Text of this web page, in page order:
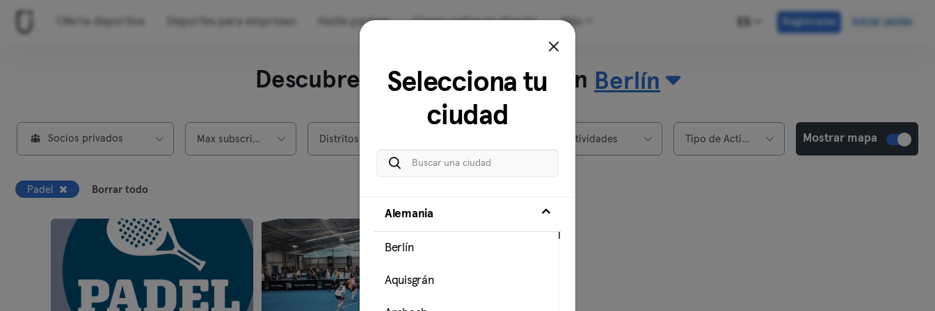
Hazte partner Clases online en directo Más Registrarse Iniciar sesión
Descubre nuestros centros en Berlín
Socios privados Max subscripción Distritos Actividades Tipo de Actividad Mostrar mapa
Padel Borrar todo
Selecciona tu
ciudad
Alemania
Berlín
Aquisgrán